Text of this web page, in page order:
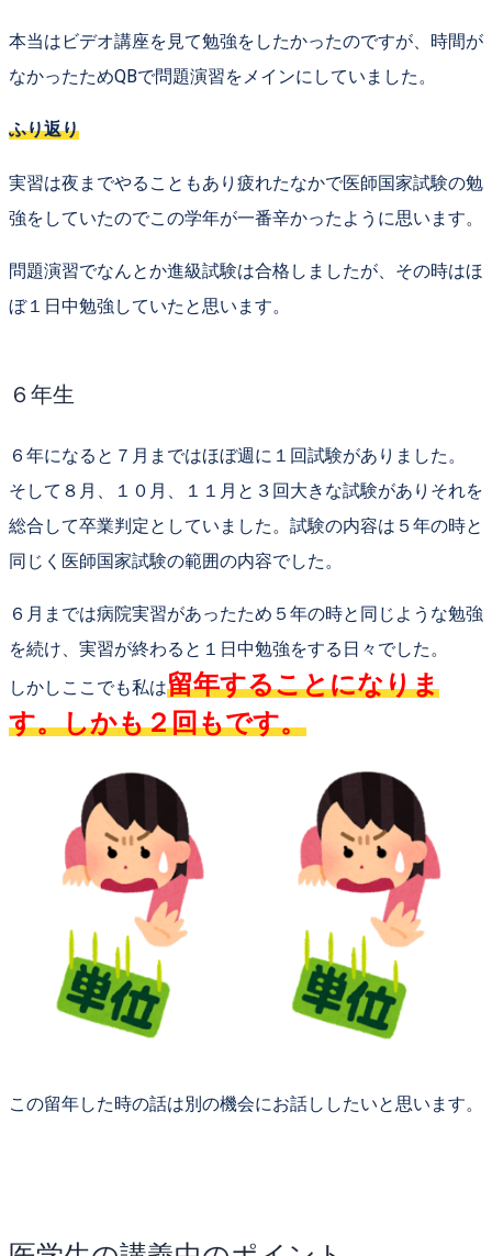
本当はビデオ講座を見て勉強をしたかったのですが、時間が
なかったためQBで問題演習をメインにしていました。
ふり返り
実習は夜までやることもあり疲れたなかで医師国家試験の勉
強をしていたのでこの学年が一番辛かったように思います。
問題演習でなんとか進級試験は合格しましたが、その時はほ
ぼ１日中勉強していたと思います。
６年生
６年になると７月まではほぼ週に１回試験がありました。
そして ８月、１０月、１１月と３回大きな試験がありそれを
総合して卒業判定としていました。 試験の内容は５年の時と
同じく医師国家試験の範囲の内容でした。
６月までは病院実習があったため５年の時と同じような勉強
を続け、実習が終わると１日中勉強をする日々でした。
しかしここでも私は留年することになりま
す。しかも２回もです。
この留年した時の話は別の機会にお話ししたいと思います。